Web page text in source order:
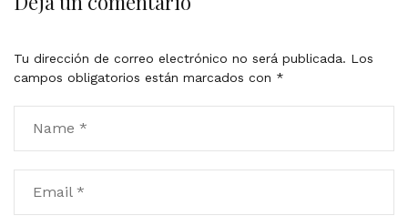
Tu dirección de correo electrónico no será publicada. Los
campos obligatorios están marcados con *